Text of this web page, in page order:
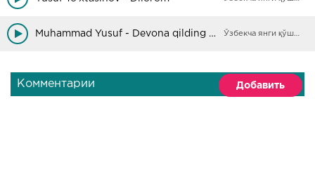
Muhammad Yusuf - Devona qilding meni Ўзбекча янги қўшиқлар
Комментарии Добавить